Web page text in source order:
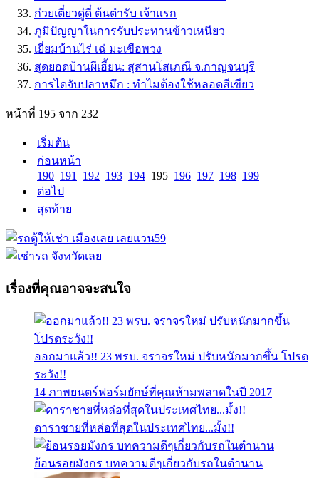
ก๋วยเตี๋ยวดู๋ดี๋ ต้นตำรับ เจ้าแรก
ภูมิปัญญาในการรับประทานข้าวเหนียว
เยี่ยมบ้านไร่ เฉ่ มะเขือพวง
สุดยอดบ้านผีเฮี้ยน: สุสานโสเภณี จ.กาญจนบุรี
การไดจับปลาหมึก : ทำไมต้องใช้หลอดสีเขียว
หน้าที่ 195 จาก 232
เริ่มต้น
ก่อนหน้า
190 191 192 193 194 195 196 197 198 199
ต่อไป
สุดท้าย
เรื่องที่คุณอาจจะสนใจ
ออกมาแล้ว!! 23 พรบ. จราจรใหม่ ปรับหนักมากขึ้น โปรด
ระวัง!!
14 ภาพยนตร์ฟอร์มยักษ์ที่คุณห้ามพลาดในปี 2017
ดาราชายที่หล่อที่สุดในประเทศไทย...มั้ง!!
ย้อนรอยมังกร บทความดีๆเกี่ยวกับรถในตำนาน